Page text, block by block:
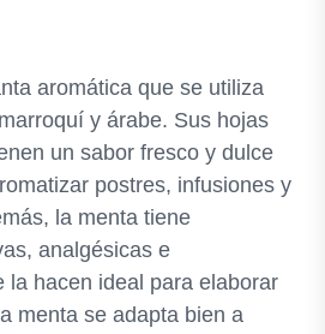
aromática que se utiliza
y árabe. Sus hojas
un sabor fresco y dulce
postres, infusiones y
la menta tiene
analgésicas e
la hacen ideal para elaborar
menta se adapta bien a